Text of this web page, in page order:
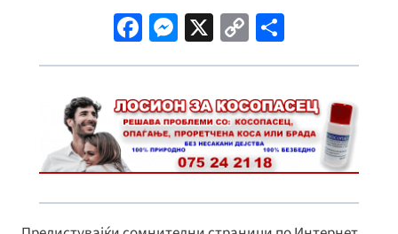
Fa
ce
o
o
k
M
es
n
ge
r
X C
o
y
Li
n
k
h
e